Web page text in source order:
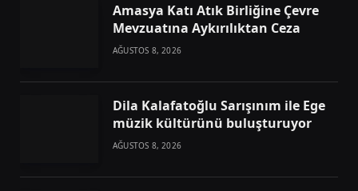
Amasya Katı Atık Birliğine Çevre
Mevzuatına Aykırılıktan Ceza
AĞUSTOS 8, 2026
Dila Kalafatoğlu Sarışınım ile Ege
müzik kültürünü buluşturuyor
AĞUSTOS 8, 2026